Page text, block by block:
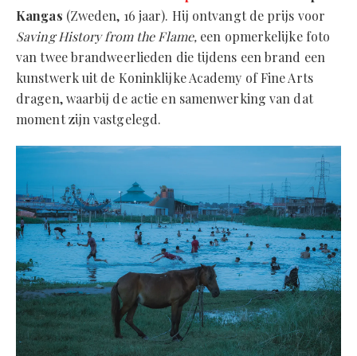
Kangas (Zweden, 16 jaar). Hij ontvangt de prijs voor
Saving History from the Flame, een opmerkelijke foto
van twee brandweerlieden die tijdens een brand een
kunstwerk uit de Koninklijke Academy of Fine Arts
dragen, waarbij de actie en samenwerking van dat
moment zijn vastgelegd.